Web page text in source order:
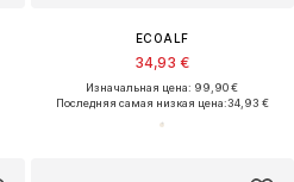
ECOALF
34,93 €
Изначальная цена: 99,90 €
Последняя самая низкая цена:34,93 €